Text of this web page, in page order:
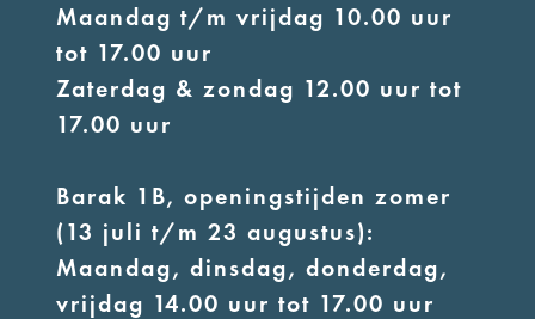
Maandag t/m vrijdag 10.00 uur
tot 17.00 uur
Zaterdag & zondag 12.00 uur tot
17.00 uur
Barak 1B, openingstijden zomer
(13 juli t/m 23 augustus):
Maandag, dinsdag, donderdag,
vrijdag 14.00 uur tot 17.00 uur